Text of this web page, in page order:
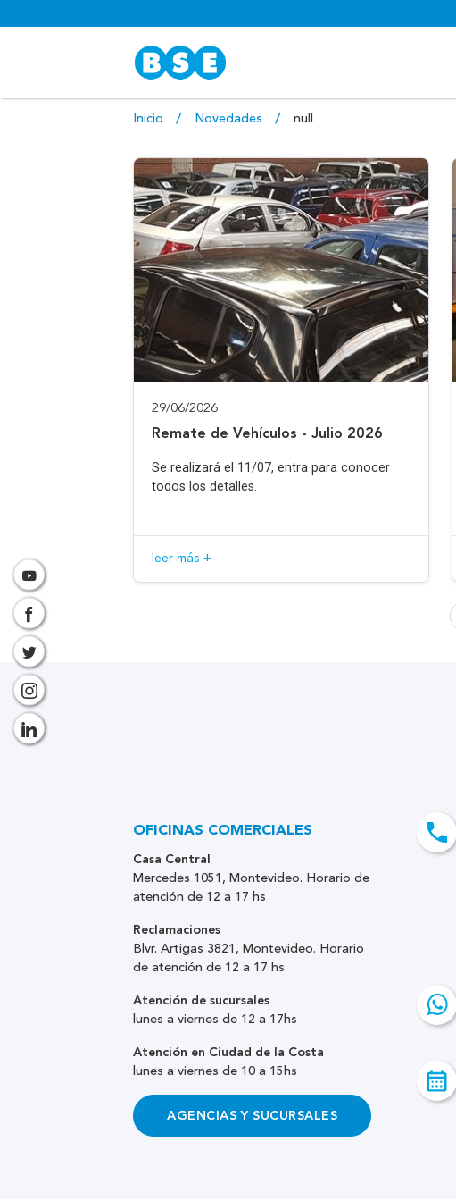
Inicio Novedades null
29/06/2026
Remate de Vehículos - Julio 2026
Se realizará el 11/07, entra para conocer
todos los detalles.
leer más +
OFICINAS COMERCIALES
Casa Central
Mercedes 1051, Montevideo. Horario de
atención de 12 a 17 hs
Reclamaciones
Blvr. Artigas 3821, Montevideo. Horario
de atención de 12 a 17 hs.
Atención de sucursales
lunes a viernes de 12 a 17hs
Atención en Ciudad de la Costa
lunes a viernes de 10 a 15hs
AGENCIAS Y SUCURSALES